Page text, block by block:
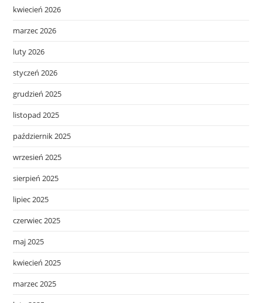
kwiecień 2026
marzec 2026
luty 2026
styczeń 2026
grudzień 2025
listopad 2025
październik 2025
wrzesień 2025
sierpień 2025
lipiec 2025
czerwiec 2025
maj 2025
kwiecień 2025
marzec 2025